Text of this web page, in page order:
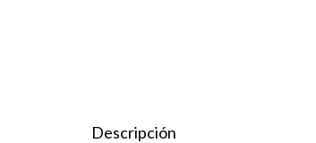
Descripción